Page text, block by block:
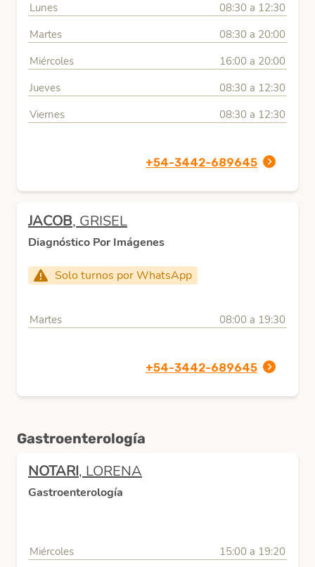
Lunes
08:30 a 12:30
Martes
08:30 a 20:00
Miércoles
16:00 a 20:00
Jueves
08:30 a 12:30
Viernes
08:30 a 12:30
+54-3442-689645
JACOB, GRISEL
Diagnóstico Por Imágenes
Solo turnos por WhatsApp
Martes 08:00 a 19:30
+54-3442-689645
Gastroenterología
NOTARI, LORENA
Gastroenterología
Miércoles 15:00 a 19:20